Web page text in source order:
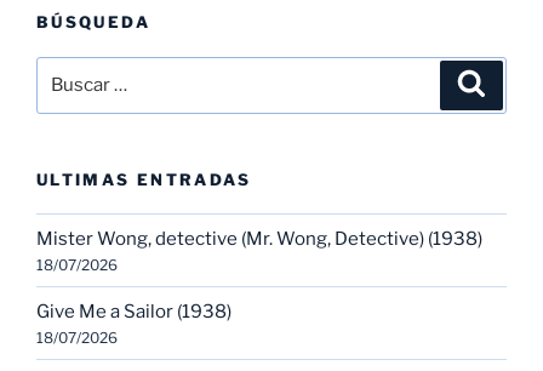
BÚSQUEDA
por:
ULTIMAS ENTRADAS
Mister Wong, detective (Mr. Wong, Detective) (1938)
18/07/2026
Give Me a Sailor (1938)
18/07/2026